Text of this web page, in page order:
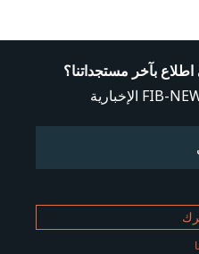
بآخر مستجداتنا؟